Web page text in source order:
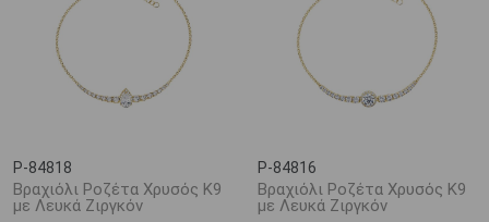
P-84818
Βραχιόλι Ροζέτα Χρυσός K9
με Λευκά Ζιργκόν
P-84816
Βραχιόλι Ροζέτα Χρυσός K9
με Λευκά Ζιργκόν